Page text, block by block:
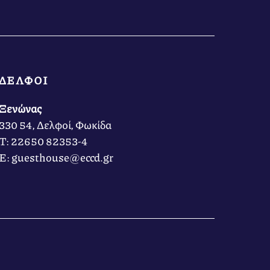
54, Δελφοί, Φωκίδα
22650 82353-4
guesthouse@eccd.gr